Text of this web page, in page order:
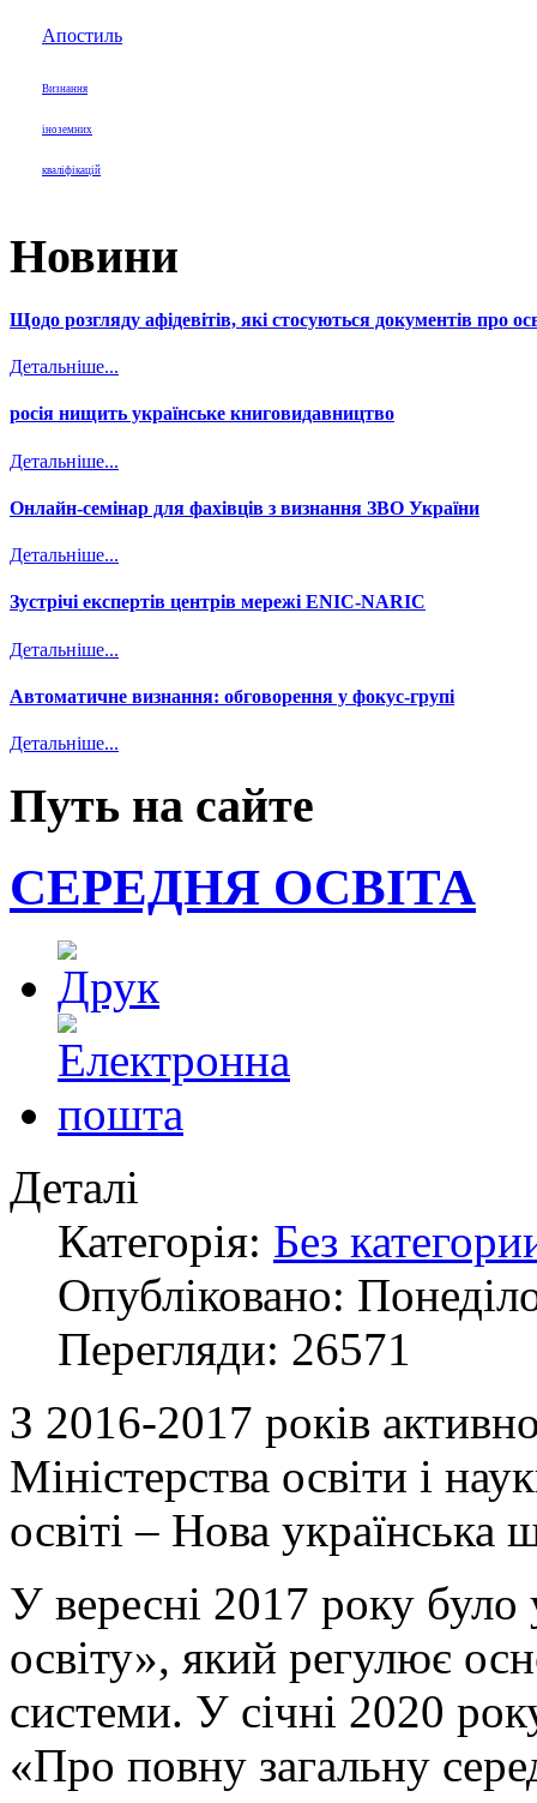
Апостиль
Визнання
іноземних
кваліфікацій
Новини
Щодо розгляду афідевітів, які стосуються документів про
Детальніше...
росія нищить українське книговидавництво
Детальніше...
Онлайн-семінар для фахівців з визнання ЗВО України
Детальніше...
Зустрічі експертів центрів мережі ENIC-NARIC
Детальніше...
Автоматичне визнання: обговорення у фокус-групі
Детальніше...
Путь на сайте
СЕРЕДНЯ ОСВІТА
Деталі
Категорія: Без
Опубліковано:
Перегляди: 26571
З 2016-2017 років
Міністерства освіти і
освіті – Нова
У вересні 2017 року
освіту», який регулює
системи. У січні 2020
«Про повну загальну